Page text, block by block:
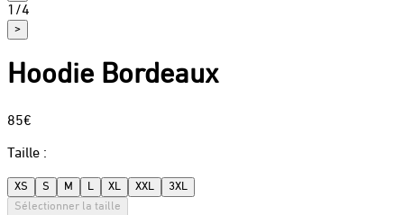
1 /4
>
Hoodie Bordeaux
85€
Taille :
XS S M L XL XXL
3XL
Sélectionner la taille